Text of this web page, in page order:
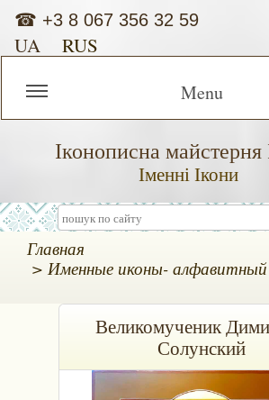
☎ +3 8 067 356 32 59
UA RUS
Menu
Іконописна майстерня
Іменні Ікони
Главная
Именные иконы- алфавитный
Великомученик
Солунский